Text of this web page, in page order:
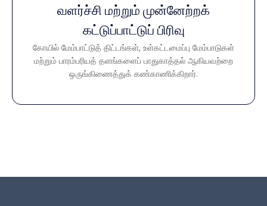
வளர்ச்சி மற்றும் முன்னேற்றக்
கட்டுப்பாட்டுப் பிரிவு
கோயில் மேம்பாட்டுத் திட்டங்கள், உள்கட்டமைப்பு மேம்பாடுகள்
மற்றும் பாரம்பரியத் தளங்களைப் பாதுகாத்தல் ஆகியவற்றை
ஒருங்கிணைத்துக் கண்காணிக்கிறார்.
வளர்ச்சி மற்றும் முன்னேற்றக் கட்டுப்பாட்டுப்
பிரிவு
கோயில் மேம்பாட்டுத் திட்டங்கள், உள்கட்டமைப்பு மேம்பாடுகள்
மற்றும் பாரம்பரியத் தளங்களைப் பாதுகாத்தல் ஆகியவற்றை
ஒருங்கிணைத்துக் கண்காணிக்கிறார்.